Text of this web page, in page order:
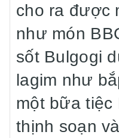
cho ra được
như món
sốt Bulgogi
lagim như
một bữa tiệc
thịnh soạn